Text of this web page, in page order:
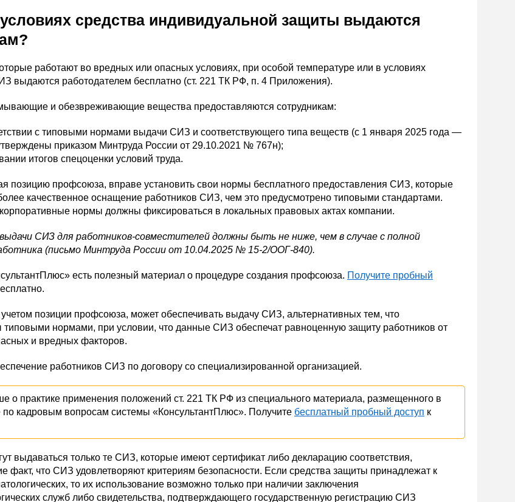
средства индивидуальной защиты выдаются
работают во вредных или опасных условиях, при особой температуре или в условиях
выдаются работодателем бесплатно (ст. 221 ТК РФ, п. 4 Приложения).
и обезвреживающие вещества предоставляются сотрудникам:
с типовыми нормами выдачи СИЗ и соответствующего типа веществ (с 1 января 2025 года —
приказом Минтруда России от 29.10.2021 № 767н);
итогов спецоценки условий труда.
позицию профсоюза, вправе установить свои нормы бесплатного предоставления СИЗ, которые
качественное оснащение работников СИЗ, чем это предусмотрено типовыми стандартами.
нормы должны фиксироваться в локальных правовых актах компании.
СИЗ для работников-совместителей должны быть не ниже, чем в случае с полной
(письмо Минтруда России от 10.04.2025 № 15-2/ООГ-840).
есть полезный материал о процедуре создания профсоюза. Получите пробный
позиции профсоюза, может обеспечивать выдачу СИЗ, альтернативных тем, что
типовыми нормами, при условии, что данные СИЗ обеспечат равноценную защиту работников от
и вредных факторов.
работников СИЗ по договору со специализированной организацией.
о практике применения положений ст. 221 ТК РФ из специального материала, размещенного в
по кадровым вопросам системы «КонсультантПлюс». Получите бесплатный пробный доступ к
выдаваться только те СИЗ, которые имеют сертификат либо декларацию соответствия,
факт, что СИЗ удовлетворяют критериям безопасности. Если средства защиты принадлежат к
то их использование возможно только при наличии заключения
служб либо свидетельства, подтверждающего государственную регистрацию СИЗ